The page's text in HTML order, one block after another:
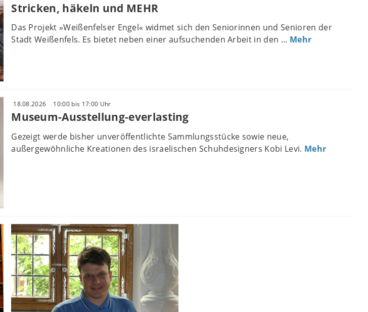
Stricken, häkeln und MEHR
Das Projekt »Weißenfelser Engel« widmet sich den Seniorinnen und Senioren der
Stadt Weißenfels. Es bietet neben einer aufsuchenden Arbeit in den ... Mehr
18.08.2026 10:00 bis 17:00 Uhr
Museum-Ausstellung-everlasting
Gezeigt werde bisher unveröffentlichte Sammlungsstücke sowie neue,
außergewöhnliche Kreationen des israelischen Schuhdesigners Kobi Levi. Mehr